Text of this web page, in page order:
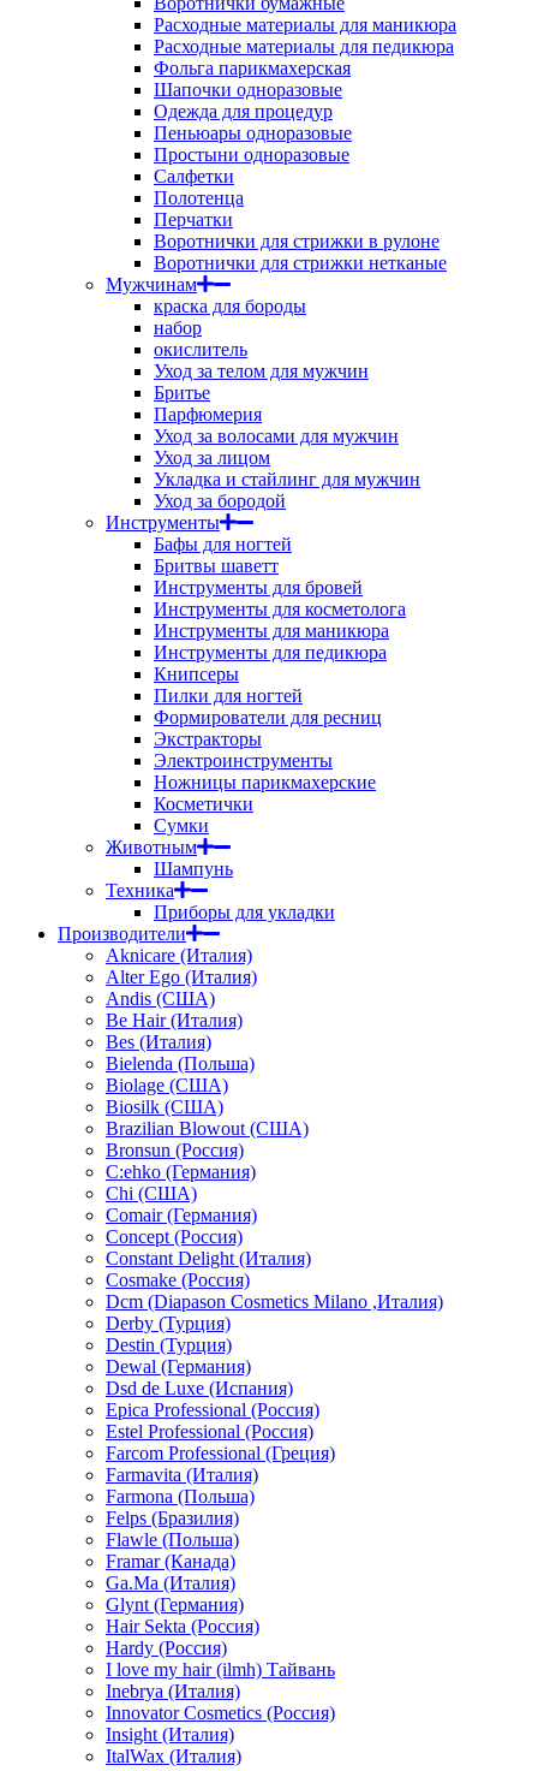
Расходные материалы для маникюра
Расходные материалы для педикюра
Фольга парикмахерская
Шапочки одноразовые
Одежда для процедур
Пеньюары одноразовые
Простыни одноразовые
Салфетки
Полотенца
Перчатки
Воротнички для стрижки в рулоне
Воротнички для стрижки нетканые
Мужчинам
краска для бороды
набор
окислитель
Уход за телом для мужчин
Бритье
Парфюмерия
Уход за волосами для мужчин
Уход за лицом
Укладка и стайлинг для мужчин
Уход за бородой
Инструменты
Бафы для ногтей
Бритвы шаветт
Инструменты для бровей
Инструменты для косметолога
Инструменты для маникюра
Инструменты для педикюра
Книпсеры
Пилки для ногтей
Формирователи для ресниц
Экстракторы
Электроинструменты
Ножницы парикмахерские
Косметички
Сумки
Животным
Шампунь
Техника
Приборы для укладки
Производители
Aknicare (Италия)
Alter Ego (Италия)
Andis (США)
Be Hair (Италия)
Bes (Италия)
Bielenda (Польша)
Biolage (США)
Biosilk (США)
Brazilian Blowout (США)
Bronsun (Россия)
C:ehko (Германия)
Chi (США)
Comair (Германия)
Concept (Россия)
Constant Delight (Италия)
Cosmake (Россия)
Dcm (Diapason Cosmetics Milano ,Италия)
Derby (Турция)
Destin (Турция)
Dewal (Германия)
Dsd de Luxe (Испания)
Epica Professional (Россия)
Estel Professional (Россия)
Farcom Professional (Греция)
Farmavita (Италия)
Farmona (Польша)
Felps (Бразилия)
Flawle (Польша)
Framar (Канада)
Ga.Ma (Италия)
Glynt (Германия)
Hair Sekta (Россия)
Hardy (Россия)
I love my hair (ilmh) Тайвань
Inebrya (Италия)
Innovator Cosmetics (Россия)
Insight (Италия)
ItalWax (Италия)